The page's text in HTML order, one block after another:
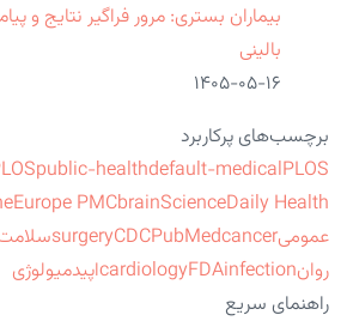
بیماران بستری: مرور فراگیر نتایج و
بالینی
۱۴۰۵-۰۵-۱۶
برچسب‌های پرکاربرد
public-healthdefault-medicalPLOS
Europe PMCbrainScienceDaily Health
عمومی
surgeryCDCPubMedcancer
روان
cardiologyFDAinfection
اپیدمیولوژی
راهنمای سریع